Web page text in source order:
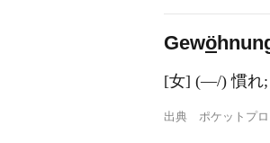
Gewö
[女] (―/) 慣れ;
出典 ポケットプ